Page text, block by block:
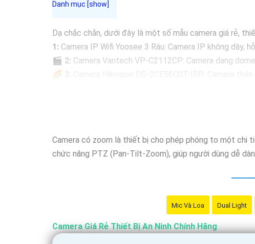
Dạ chắc chắn, dưới đây là một số mẫu camera giá rẻ,
1: Camera IP Wifi Yoosee 3 Râu: Camera IP không dây,
🎬 2: Camera Vantech VP-C2112CP: Camera dạng
🌈
Nhớ kiểm tra kỹ thông số kỹ thuật cũng như nguồn gốc
Camera có zoom là thiết bị cho phép phóng to một chi
chức năng PTZ (Pan-Tilt-Zoom), giúp người dùng dễ
Mic Và Loa Dual Light
Camera Giá Rẻ Thiết Bị An Ninh Chính Hãng